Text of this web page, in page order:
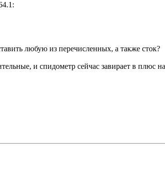
любую из перечисленных, а также сток?
и спидометр сейчас завирает в